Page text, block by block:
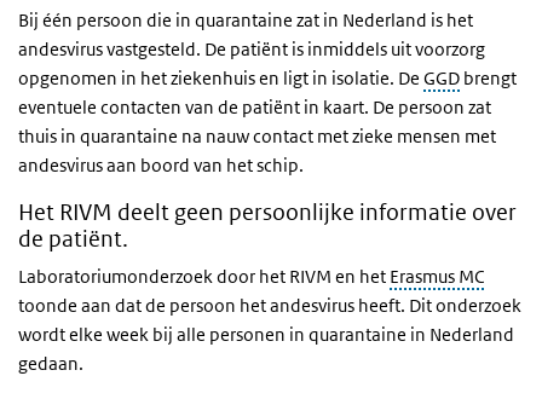
Bij één persoon die in quarantaine zat in Nederland is het
andesvirus vastgesteld. De patiënt is inmiddels uit voorzorg
opgenomen in het ziekenhuis en ligt in isolatie. De GGD brengt
eventuele contacten van de patiënt in kaart. De persoon zat
thuis in quarantaine na nauw contact met zieke mensen met
andesvirus aan boord van het schip.
Het RIVM deelt geen persoonlijke informatie over
de patiënt.
Laboratoriumonderzoek door het RIVM en het Erasmus MC
toonde aan dat de persoon het andesvirus heeft. Dit onderzoek
wordt elke week bij alle personen in quarantaine in Nederland
gedaan.